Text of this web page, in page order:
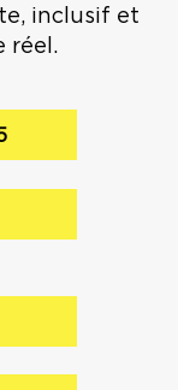
inclusif et
réel.